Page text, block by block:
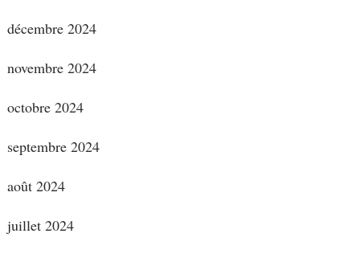
décembre 2024
novembre 2024
octobre 2024
septembre 2024
août 2024
juillet 2024